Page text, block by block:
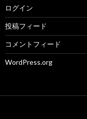
ログイン
投稿フィード
コメントフィード
WordPress.org